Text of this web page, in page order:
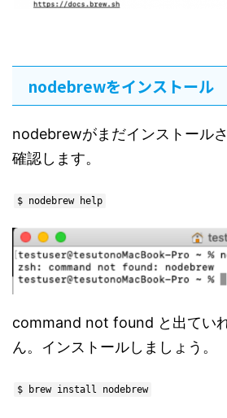
nodebrewをインストール
nodebrewがまだインストール
確認します。
$ nodebrew help
command not found と出てい
ん。インストールしましょう。
$ brew install nodebrew